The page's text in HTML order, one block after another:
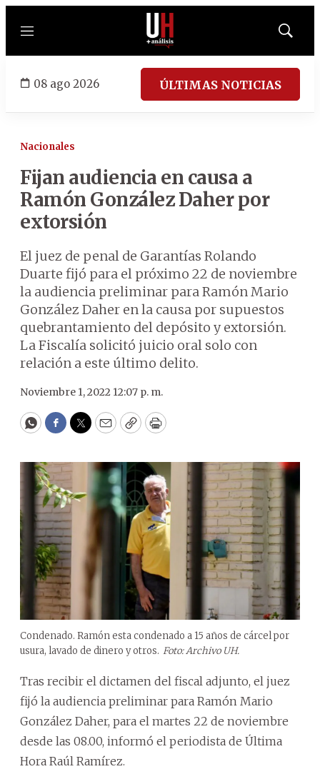
Menú
Mostrar
08 ago 2026 ÚLTIMAS NOTICIAS
Nacionales
Fijan audiencia en causa a
Ramón González Daher por
extorsión
El juez de penal de Garantías Rolando
Duarte fijó para el próximo 22 de noviembre
la audiencia preliminar para Ramón Mario
González Daher en la causa por supuestos
quebrantamiento del depósito y extorsión.
La Fiscalía solicitó juicio oral solo con
relación a este último delito.
Noviembre 1, 2022 12:07 p. m.
WhatsApp
Facebook
Twitter
EmailCopyPrint
Condenado. Ramón esta condenado a 15 años de cárcel por
usura, lavado de dinero y otros. Foto: Archivo UH.
Tras recibir el dictamen del fiscal adjunto, el juez
fijó la audiencia preliminar para Ramón Mario
González Daher, para el martes 22 de noviembre
desde las 08.00, informó el periodista de Última
Hora Raúl Ramírez.